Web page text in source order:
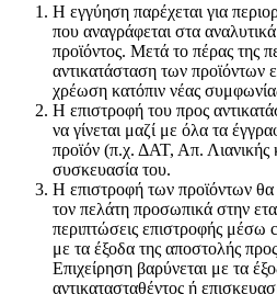
Η εγγύηση παρέχεται για
που αναγράφεται στα
προϊόντος. Μετά το πέρας της
αντικατάσταση των προϊόντων
χρέωση κατόπιν νέας
Η επιστροφή του προς
να γίνεται μαζί με όλα τα
προϊόν (π.χ. ΔΑΤ, Απ. Λιανικής
συσκευασία του.
Η επιστροφή των προϊόντων θα
τον πελάτη προσωπικά στην
περιπτώσεις επιστροφής μέσω
με τα έξοδα της αποστολής
Επιχείρηση βαρύνεται με τα
αντικατασταθέντος ή